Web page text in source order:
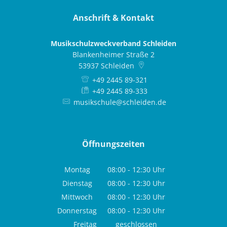
Anschrift & Kontakt
Musikschulzweckverband Schleiden
Blankenheimer Straße 2
53937 Schleiden
+49 2445 89-321
+49 2445 89-333
musikschule@schleiden.de
Öffnungszeiten
Montag 08:00 - 12:30 Uhr
Von 08:00 bis 12:30 Uhr
Dienstag 08:00 - 12:30 Uhr
Von 08:00 bis 12:30 Uhr
Mittwoch 08:00 - 12:30 Uhr
Von 08:00 bis 12:30 Uhr
Donnerstag 08:00 - 12:30 Uhr
Von 08:00 bis 12:30 Uhr
Freitag geschlossen